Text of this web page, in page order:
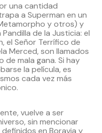
una cantidad
a Superman en un
y otros) y
de la Justicia: el
el Señor Terrífico de
Merced, son llamados
de mala gana. Si hay
la película, es
cada vez más
vuelve a ser
sin mencionar
en Boravia y